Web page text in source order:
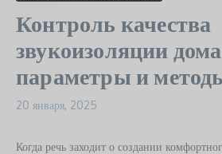
Контроль качества
звукоизоляции
параметры и
20 января, 2025
Когда речь заходит о создании